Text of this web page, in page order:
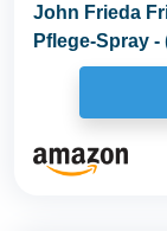
John Frieda
Pflege-Spray